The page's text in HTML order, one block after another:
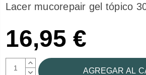
Lacer mucorepair gel tópico
16,95 €
AUMENTAR
CANTIDAD:
DISMINUIR